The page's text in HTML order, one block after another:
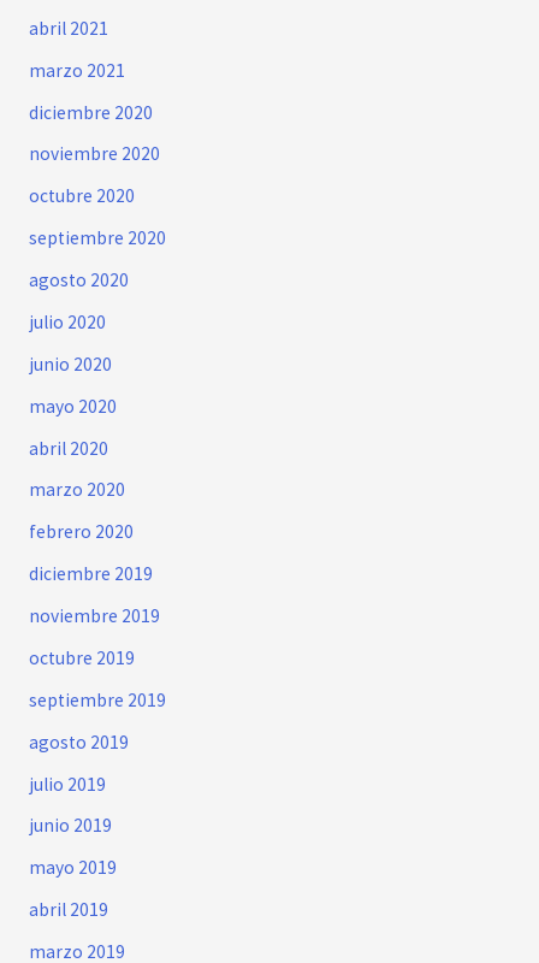
abril 2021
marzo 2021
diciembre 2020
noviembre 2020
octubre 2020
septiembre 2020
agosto 2020
julio 2020
junio 2020
mayo 2020
abril 2020
marzo 2020
febrero 2020
diciembre 2019
noviembre 2019
octubre 2019
septiembre 2019
agosto 2019
julio 2019
junio 2019
mayo 2019
abril 2019
marzo 2019